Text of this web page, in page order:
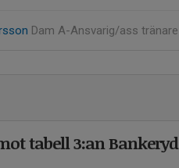
Dam A-Ansvarig/ass tränare
tabell 3:an Bankeryd